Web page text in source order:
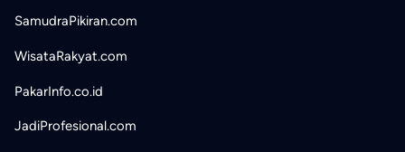
SamudraPikiran.com
WisataRakyat.com
PakarInfo.co.id
JadiProfesional.com